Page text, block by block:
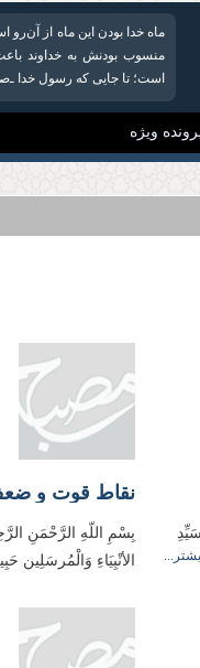
ماه خدا بودن این ماه از
منسوب بودنش به خداوند
است؛ تا جایی که رسول خدا
ویژه
نقاط قوت و
بِسْمِ اللّهِ الرَّحْمَنِ
الأنْبِیَاءِ وَالْمُرسَلِین